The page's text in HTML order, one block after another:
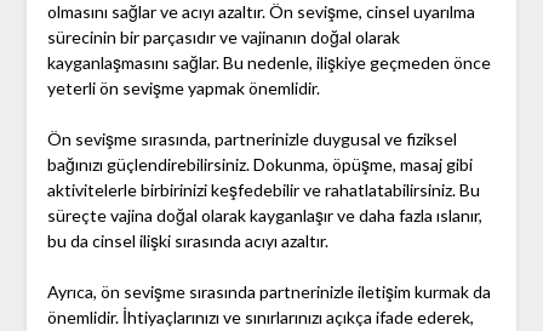
olmasını sağlar ve acıyı azaltır. Ön sevişme, cinsel uyarılma
sürecinin bir parçasıdır ve vajinanın doğal olarak
kayganlaşmasını sağlar. Bu nedenle, ilişkiye geçmeden önce
yeterli ön sevişme yapmak önemlidir.
Ön sevişme sırasında, partnerinizle duygusal ve fiziksel
bağınızı güçlendirebilirsiniz. Dokunma, öpüşme, masaj gibi
aktivitelerle birbirinizi keşfedebilir ve rahatlatabilirsiniz. Bu
süreçte vajina doğal olarak kayganlaşır ve daha fazla ıslanır,
bu da cinsel ilişki sırasında acıyı azaltır.
Ayrıca, ön sevişme sırasında partnerinizle iletişim kurmak da
önemlidir. İhtiyaçlarınızı ve sınırlarınızı açıkça ifade ederek,